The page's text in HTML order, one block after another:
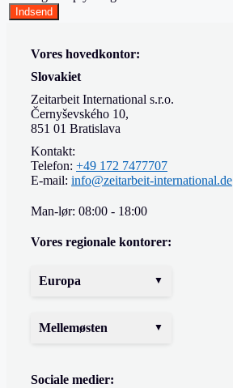
Indsend
Vores hovedkontor:
Slovakiet
Zeitarbeit International s.r.o.
Černyševského 10,
851 01 Bratislava
Kontakt:
Telefon: +49 172 7477707
E-mail: info@zeitarbeit-international.de
Man-lør: 08:00 - 18:00
Vores regionale kontorer:
Europa
Mellemøsten
Sociale medier: